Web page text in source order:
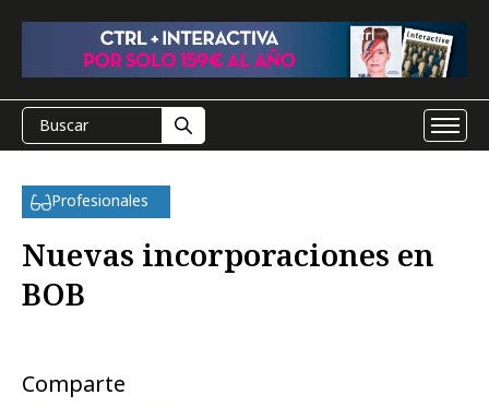
Profesionales
Nuevas incorporaciones en
BOB
Comparte